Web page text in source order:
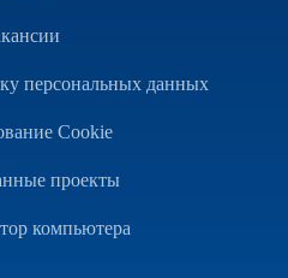
персональных данных
Cookie
проекты
компьютера